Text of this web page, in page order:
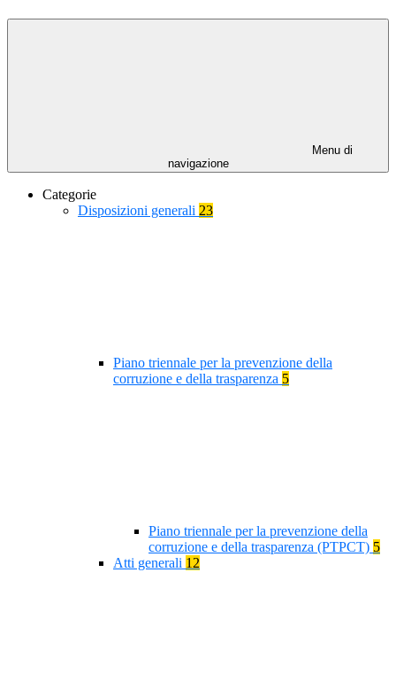
Menu di
navigazione
Categorie
Disposizioni generali 23
Piano triennale per la prevenzione della
corruzione e della trasparenza 5
Piano triennale per la prevenzione della
corruzione e della trasparenza (PTPCT) 5
Atti generali 12